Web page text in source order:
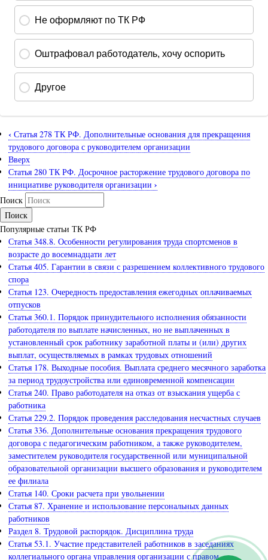
‹ Статья 278 ТК РФ. Дополнительные основания для прекращения
трудового договора с руководителем организации
Вверх
Статья 280 ТК РФ. Досрочное расторжение трудового договора по
инициативе руководителя организации ›
Поиск
Популярные статьи ТК РФ
Статья 348.8. Особенности регулирования труда спортсменов в
возрасте до восемнадцати лет
Статья 405. Гарантии в связи с разрешением коллективного трудового
спора
Статья 123. Очередность предоставления ежегодных оплачиваемых
отпусков
Статья 360.1. Порядок принудительного исполнения обязанности
работодателя по выплате начисленных, но не выплаченных в
установленный срок работнику заработной платы и (или) других
выплат, осуществляемых в рамках трудовых отношений
Статья 178. Выходные пособия. Выплата среднего месячного заработка
за период трудоустройства или единовременной компенсации
Статья 240. Право работодателя на отказ от взыскания ущерба с
работника
Статья 229.2. Порядок проведения расследования несчастных случаев
Статья 336. Дополнительные основания прекращения трудового
договора с педагогическим работником, а также руководителем,
заместителем руководителя государственной или муниципальной
образовательной организации высшего образования и руководителем
ее филиала
Статья 140. Сроки расчета при увольнении
Статья 87. Хранение и использование персональных данных
работников
Раздел 8. Трудовой распорядок. Дисциплина труда
Статья 53.1. Участие представителей работников в заседаниях
коллегиального органа управления организации с правом